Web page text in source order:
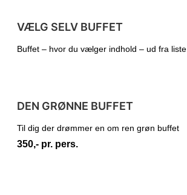
VÆLG SELV BUFFET
Buffet – hvor du vælger indhold – ud fra liste
DEN GRØNNE BUFFET
Til dig der drømmer en om ren grøn buffet
350,- pr. pers.